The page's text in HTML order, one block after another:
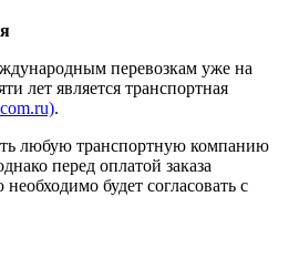
перевозкам уже на
лет является транспортная
.
любую транспортную компанию
перед оплатой заказа
будет согласовать с